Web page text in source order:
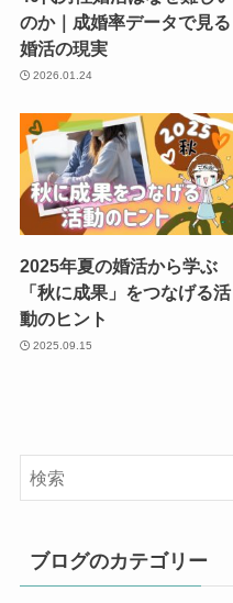
のか｜成婚率データで見る
婚活の現実
2026.01.24
2025年夏の婚活から学ぶ
「秋に成果」をつなげる活
動のヒント
2025.09.15
ブログのカテゴリー